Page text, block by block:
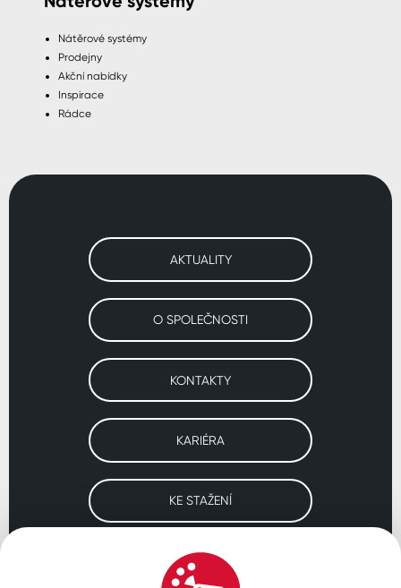
Nátěrové systémy
Prodejny
Akční nabídky
Inspirace
Rádce
AKTUALITY
O SPOLEČNOSTI
KONTAKTY
KARIÉRA
KE STAŽENÍ
Navštivte naše pobočky